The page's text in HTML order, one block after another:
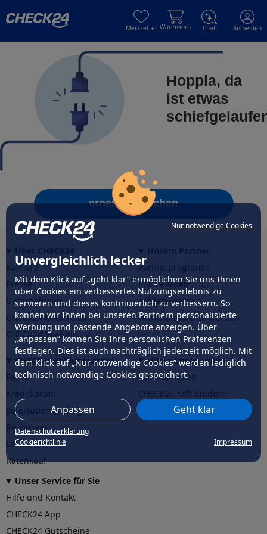
Nur notwendige Cookies
Unvergleichlich lecker
Mit dem Klick auf „geht klar” ermöglichen Sie uns Ihnen
über Cookies ein verbessertes Nutzungserlebnis zu
servieren und dieses kontinuierlich zu verbessern. So
können wir Ihnen bei unseren Partnern personalisierte
Werbung und passende Angebote anzeigen. Über
„anpassen” können Sie Ihre persönlichen Präferenzen
festlegen. Dies ist auch nachträglich jederzeit möglich. Mit
dem Klick auf „Nur notwendige Cookies” werden lediglich
technisch notwendige Cookies gespeichert.
Anpassen Geht klar
Datenschutzerklärung
Cookierichtlinie
Impressum
Merkzettel Warenkorb Chat Anmelden
Hoppla, da
ist etwas
erneut versuchen
Karriere
Presse
Unternehmen
CHECK24 Österreich
CHECK24 Spanien
Partnerprogramm
Profi werden
Affiliate werden
Werkstattpartner werden
CHECK24 Zahlungsarten
PayPal
Sofortüberweisung
Rechnung
Lastschrift
Ratenkauf
Unser Engagement
Nachhaltigkeit
CHECK24hilftder Natur
Unser Service für Sie
Hilfe und Kontakt
CHECK24 App
CHECK24 Gutscheine